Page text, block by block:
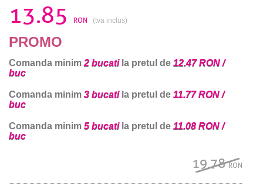
13.85 RON (tva inclus)
PROMO
Comanda minim 2 bucatila pretul de 12.47 RON /
buc
Comanda minim 3 bucatila pretul de 11.77 RON /
buc
Comanda minim 5 bucatila pretul de 11.08 RON /
buc
19.78RON